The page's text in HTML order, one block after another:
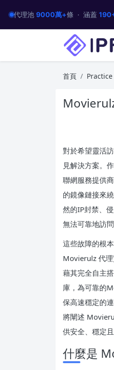
代理池 9000萬+條 · 涵蓋
首頁 Practice
對於希望靈活
見解決方案。
聯網服務提供
的鏡像鏈接來
然的IP封禁、
無法可靠地訪問
這些故障的根
Movierulz 代理
藉其完全自主
庫，為可靠的
保高速穩定的
將闡述
供安全、穩定
什麼是